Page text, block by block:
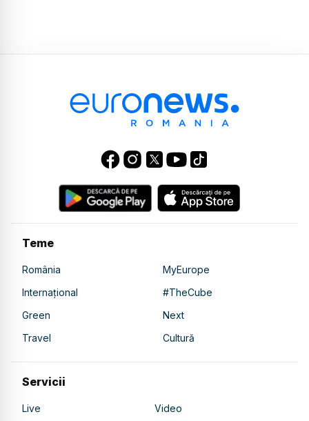
Teme
România
MyEurope
Internațional
#TheCube
Green
Next
Travel
Cultură
Servicii
Live Video